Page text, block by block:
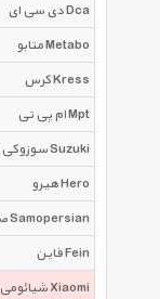
دی سی ای Dca
متابو Metabo
کرس Kress
ام پی تی Mpt
سوزوکی Suzuki
هیرو Hero
صامو پرشین Samopersian
فاین Fein
شیائومی Xiaomi